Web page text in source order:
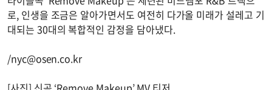
로, 인생을 조금은 알아가면서도 여전히 다가올 미래가 설레고 기
대되는 30대의 복합적인 감정을 담아냈다.
/nyc@osen.co.kr